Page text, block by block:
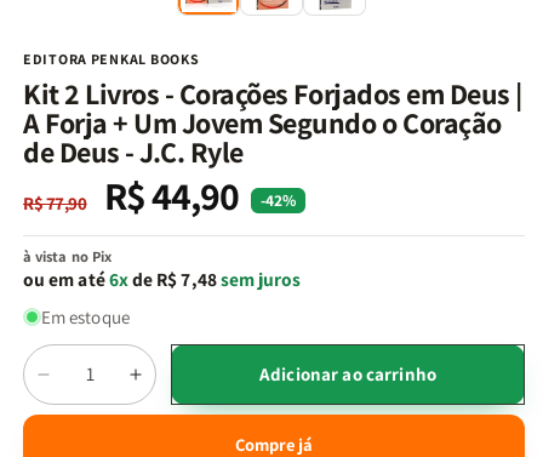
EDITORA PENKAL BOOKS
Kit 2 Livros - Corações Forjados em Deus |
A Forja + Um Jovem Segundo o Coração
de Deus - J.C. Ryle
Preço
normal
R$ 77,90
Preço
promocional
R$ 44,90 -42%
à vista no Pix
ou em até6xde R$ 7,48sem juros
Em estoque
Quantidade
Diminuir
a
Aumentar
a
quantidade
Adicionar ao carrinho
Compre já